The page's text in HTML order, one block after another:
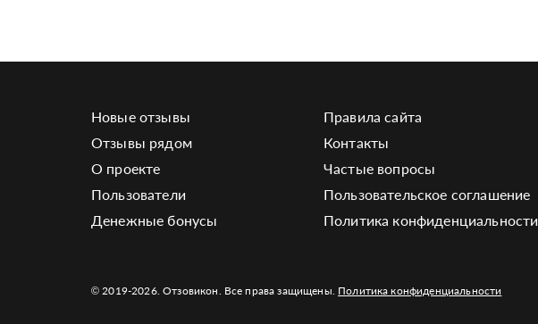
Новые отзывы
Отзывы рядом
О проекте
Пользователи
Денежные бонусы
Правила сайта
Контакты
Частые вопросы
Пользовательское соглашение
Политика конфиденциальности
© 2019-2026. Отзовикон. Все права защищены. Политика конфиденциальности